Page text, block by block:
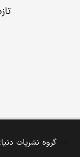
گروه نشریات